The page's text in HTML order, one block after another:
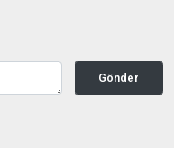
Gönder